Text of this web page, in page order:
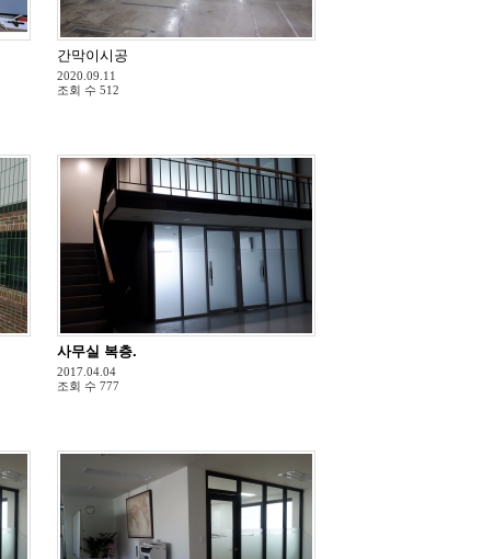
간막이시공
2020.09.11
조회 수 512
사무실 복층.
2017.04.04
조회 수 777